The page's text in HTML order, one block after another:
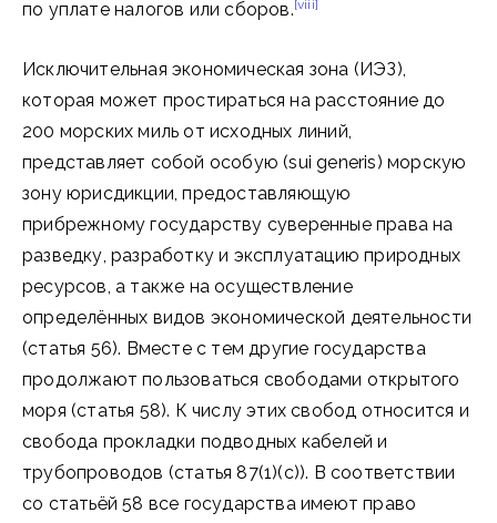
по уплате налогов или сборов.[viii]
Исключительная экономическая зона (ИЭЗ),
которая может простираться на расстояние до
200 морских миль от исходных линий,
представляет собой особую (sui generis) морскую
зону юрисдикции, предоставляющую
прибрежному государству суверенные права на
разведку, разработку и эксплуатацию природных
ресурсов, а также на осуществление
определённых видов экономической деятельности
(статья 56). Вместе с тем другие государства
продолжают пользоваться свободами открытого
моря (статья 58). К числу этих свобод относится и
свобода прокладки подводных кабелей и
трубопроводов (статья 87(1)(c)). В соответствии
со статьёй 58 все государства имеют право